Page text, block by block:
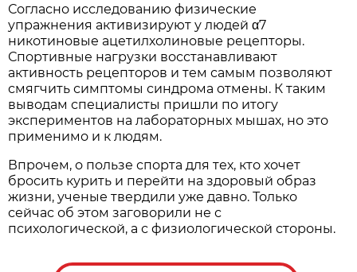
Согласно исследованию физические
упражнения активизируют у людей α7
никотиновые ацетилхолиновые рецепторы.
Спортивные нагрузки восстанавливают
активность рецепторов и тем самым позволяют
смягчить симптомы синдрома отмены. К таким
выводам специалисты пришли по итогу
экспериментов на лабораторных мышах, но это
применимо и к людям.
Впрочем, о пользе спорта для тех, кто хочет
бросить курить и перейти на здоровый образ
жизни, ученые твердили уже давно. Только
сейчас об этом заговорили не с
психологической, а с физиологической стороны.